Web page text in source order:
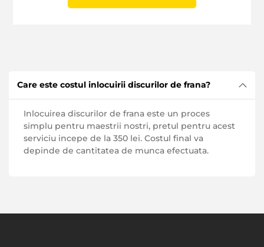
Care este costul inlocuirii discurilor de frana?
Inlocuirea discurilor de frana este un proces
simplu pentru maestrii nostri, pretul pentru acest
serviciu incepe de la 350 lei. Costul final va
depinde de cantitatea de munca efectuata.